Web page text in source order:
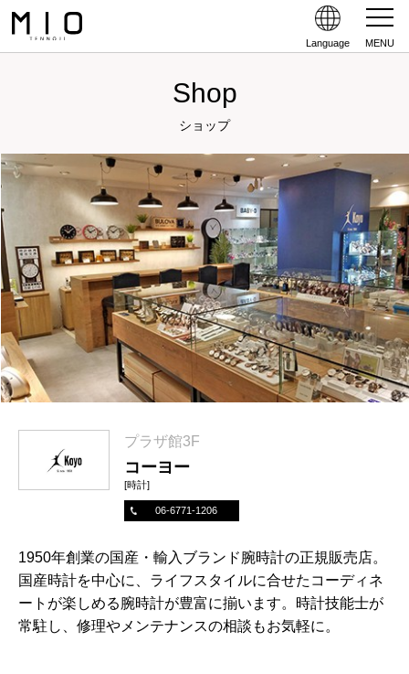
Language MENU
Shop
ショップ
プラザ館3F
コーヨー
[時計]
06-6771-1206
1950年創業の国産・輸入ブランド腕時計の正規販売店。
国産時計を中心に、ライフスタイルに合せたコーディネ
ートが楽しめる腕時計が豊富に揃います。時計技能士が
常駐し、修理やメンテナンスの相談もお気軽に。